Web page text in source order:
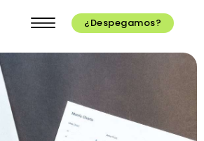
¿Despegamos?